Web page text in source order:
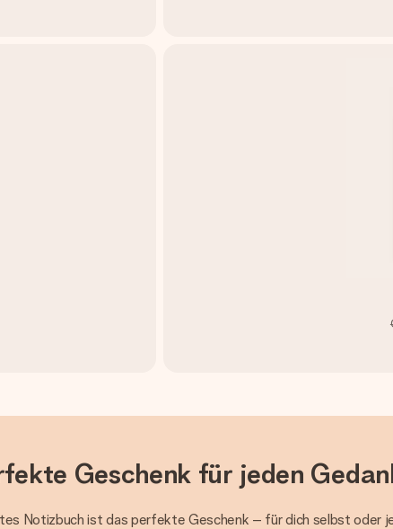
Geschenk für jeden
Notizbuch ist das perfekte Geschenk – für dich selbst oder